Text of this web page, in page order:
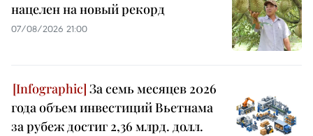
нацелен на новый рекорд
07/08/2026 21:00
За семь месяцев 2026
года объем инвестиций Вьетнама
за рубеж достиг 2,36 млрд. долл.